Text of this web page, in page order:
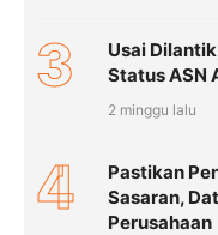
3
Usai
Status ASN
2 minggu lalu
4
Pastikan
Sasaran,
Perusahaan